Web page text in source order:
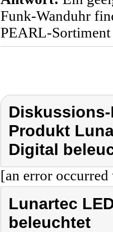
Funk-Wanduhr
PEARL-
Produkt
Digital
[an error
Lunartec
beleuchtet